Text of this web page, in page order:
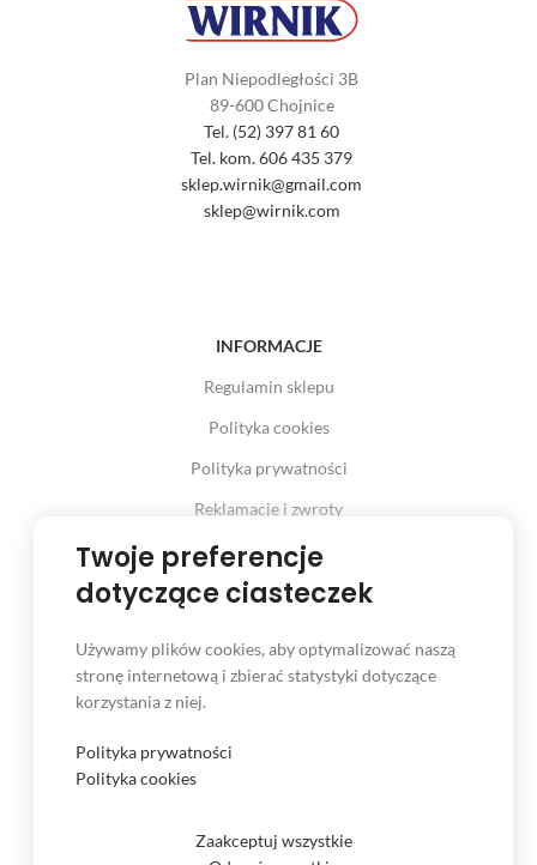
Plan Niepodległości 3B
89-600 Chojnice
Tel. (52) 397 81 60
Tel. kom. 606 435 379
sklep.wirnik@gmail.com
sklep@wirnik.com
INFORMACJE
Regulamin sklepu
Polityka cookies
Polityka prywatności
Reklamacje i zwroty
Prawo odstąpienia od umowy
INFORMACJE
Czas i koszt dostawy
Formy płatności
Twoje preferencje
dotyczące ciasteczek
Używamy plików cookies, aby optymalizować naszą
stronę internetową i zbierać statystyki dotyczące
korzystania z niej.
Polityka prywatności
Polityka cookies
Zaakceptuj wszystkie